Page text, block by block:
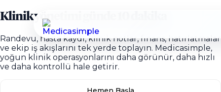
Klinik yönetimi günde
Randevu, hasta kaydı, klinik notlar, finans, hatırlatmalar
ve ekip iş akışlarını tek yerde toplayın. Medicasimple,
yoğun klinik operasyonlarını daha görünür, daha hızlı
ve daha kontrollü hale getirir.